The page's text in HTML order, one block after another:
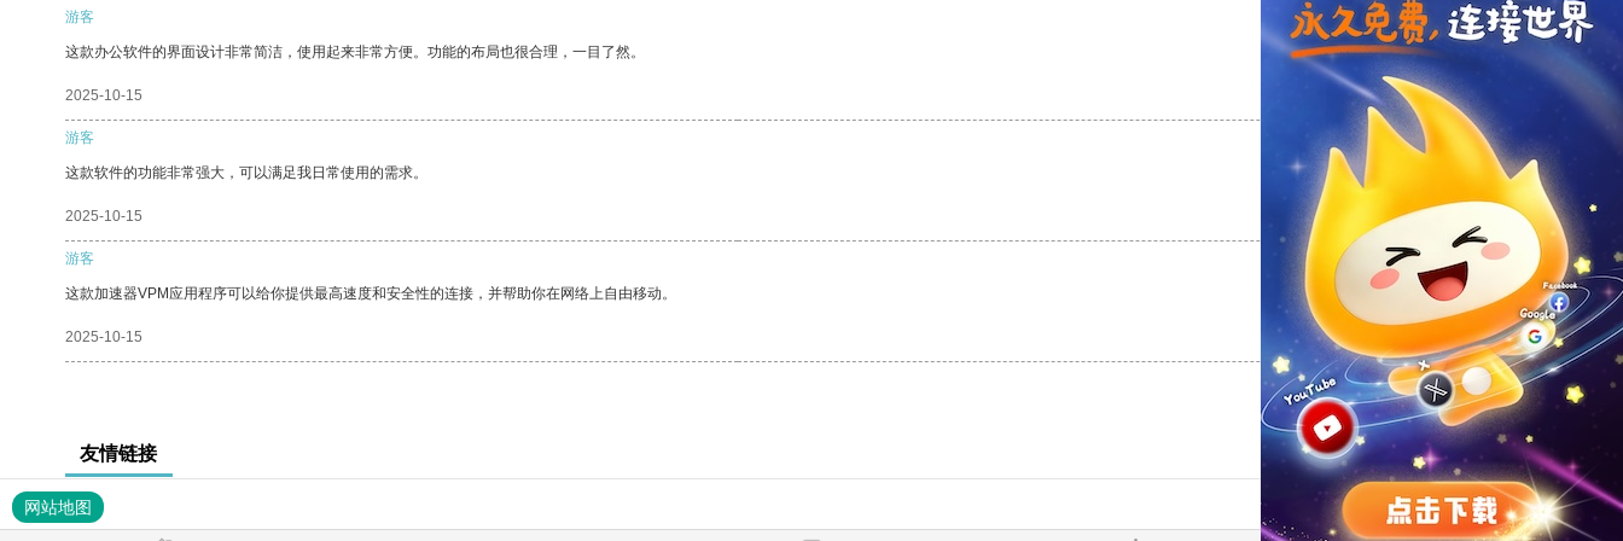
游客
这款办公软件的界面设计非常简洁，使用起来非常方便。功能的布局也很合理，一目了然。
2025-10-15 支持
游客
这款软件的功能非常强大，可以满足我日常使用的需求。
2025-10-15 反对 [0]
游客
这款加速器VPM应用程序可以给你提供最高速度和安全性的连接，并帮助你在网络上自由移动。
2025-10-15 支持[0] 反对[0]
友情链接
网站地图